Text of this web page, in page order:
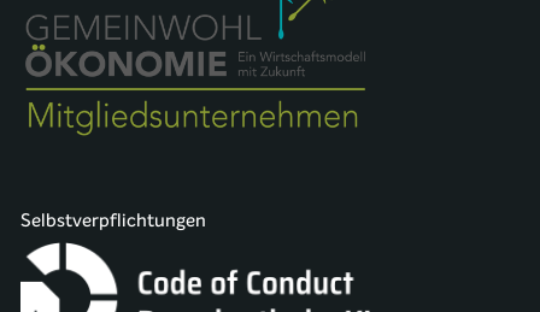
Selbstverpflichtungen